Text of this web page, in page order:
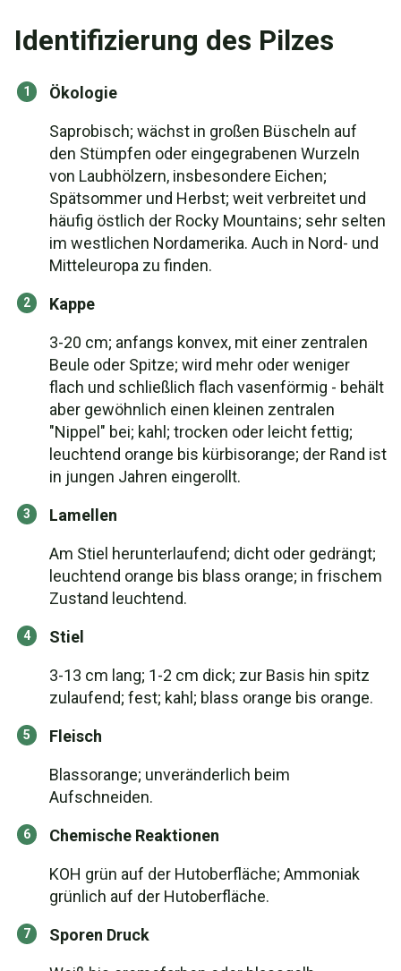
Identifizierung des Pilzes
Ökologie
Saprobisch; wächst in großen Büscheln auf
den Stümpfen oder eingegrabenen Wurzeln
von Laubhölzern, insbesondere Eichen;
Spätsommer und Herbst; weit verbreitet und
häufig östlich der Rocky Mountains; sehr selten
im westlichen Nordamerika. Auch in Nord- und
Mitteleuropa zu finden.
Kappe
3-20 cm; anfangs konvex, mit einer zentralen
Beule oder Spitze; wird mehr oder weniger
flach und schließlich flach vasenförmig - behält
aber gewöhnlich einen kleinen zentralen
"Nippel" bei; kahl; trocken oder leicht fettig;
leuchtend orange bis kürbisorange; der Rand ist
in jungen Jahren eingerollt.
Lamellen
Am Stiel herunterlaufend; dicht oder gedrängt;
leuchtend orange bis blass orange; in frischem
Zustand leuchtend.
Stiel
3-13 cm lang; 1-2 cm dick; zur Basis hin spitz
zulaufend; fest; kahl; blass orange bis orange.
Fleisch
Blassorange; unveränderlich beim
Aufschneiden.
Chemische Reaktionen
KOH grün auf der Hutoberfläche; Ammoniak
grünlich auf der Hutoberfläche.
Sporen Druck